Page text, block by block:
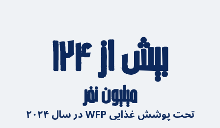
بیش از ۱۲۴
میلیون نفر
تحت پوشش غذایی WFP در سال ۲۰۲۴